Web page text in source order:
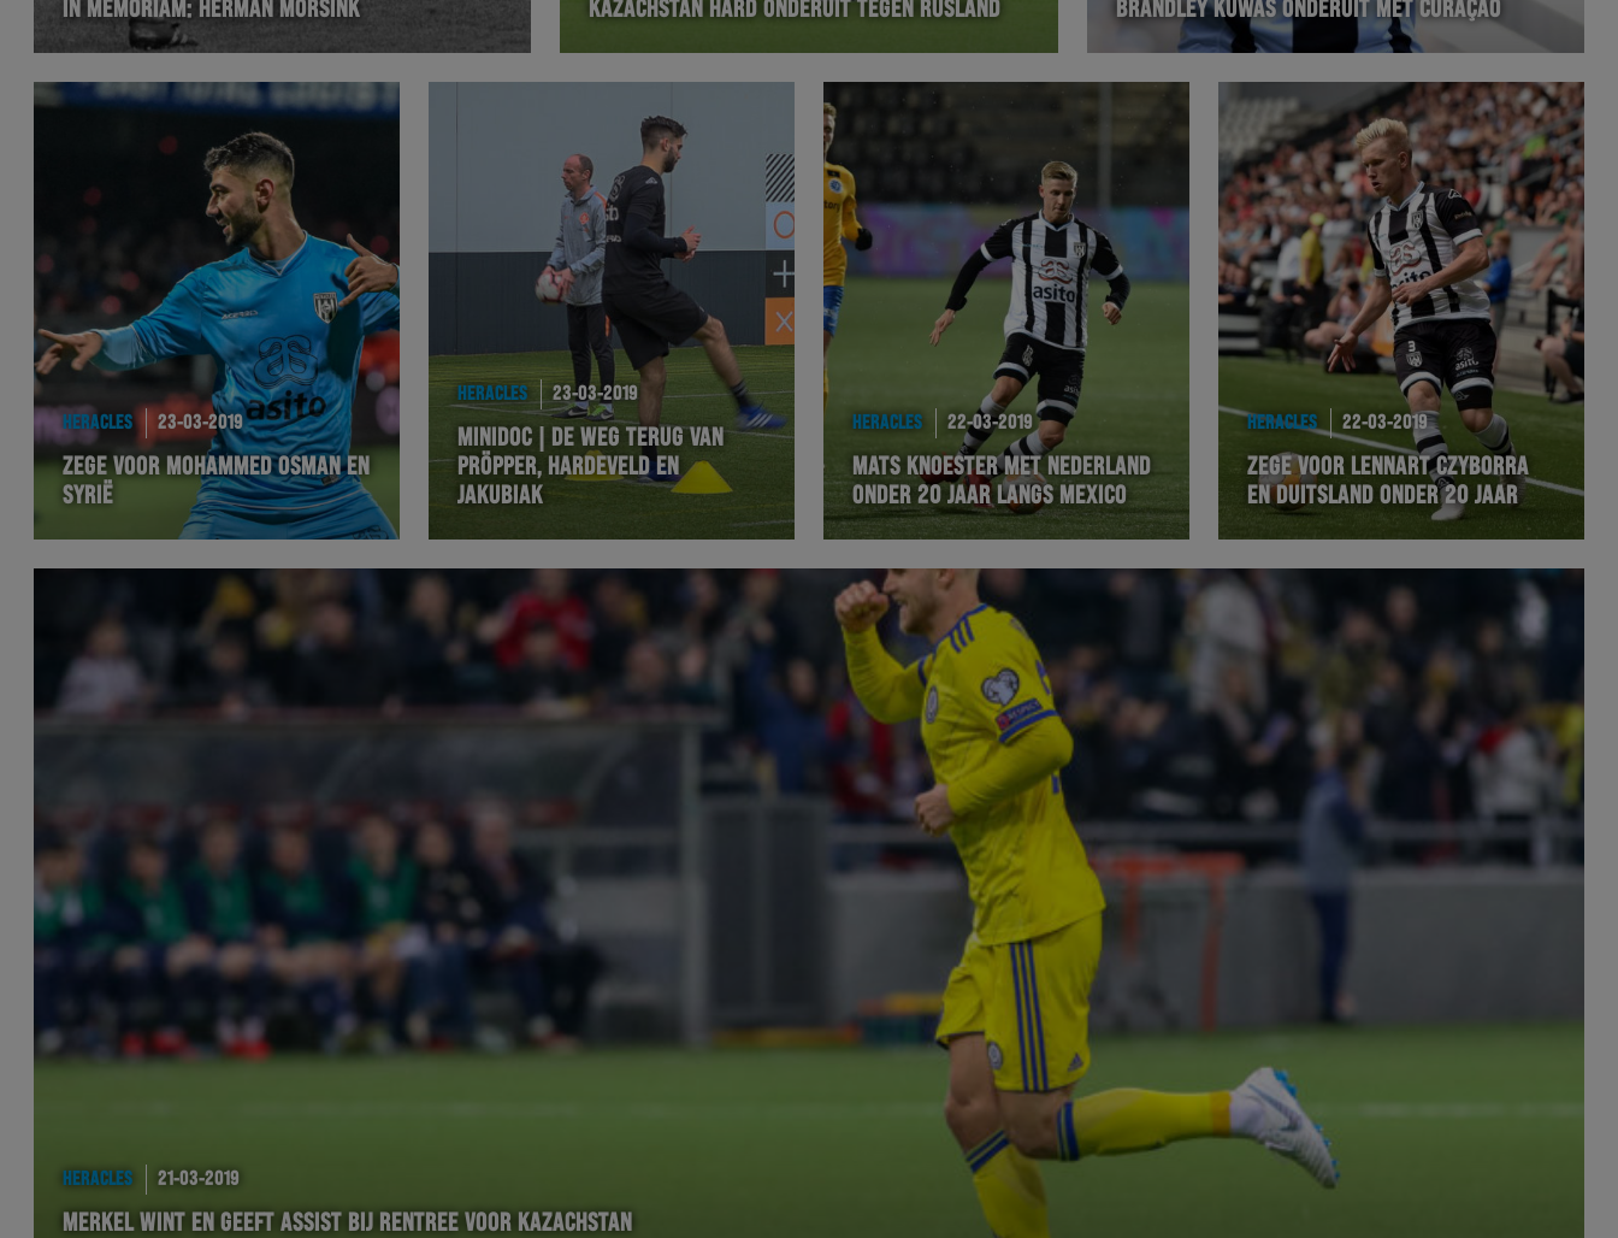
IN MEMORIAM: HERMAN MORSINK KAZACHSTAN HARD ONDERUIT TEGEN RUSLAND BRANDLEY KUWAS ONDERUIT MET CURAÇAO
HERACLES 23-03-2019
ZEGE VOOR MOHAMMED OSMAN EN
SYRIË
HERACLES 23-03-2019
MINIDOC | DE WEG TERUG VAN
PRÖPPER, HARDEVELD EN
JAKUBIAK
HERACLES 22-03-2019
MATS KNOESTER MET NEDERLAND
ONDER 20 JAAR LANGS MEXICO
HERACLES 22-03-2019
ZEGE VOOR LENNART CZYBORRA
EN DUITSLAND ONDER 20 JAAR
HERACLES 21-03-2019
MERKEL WINT EN GEEFT ASSIST BIJ RENTREE VOOR KAZACHSTAN